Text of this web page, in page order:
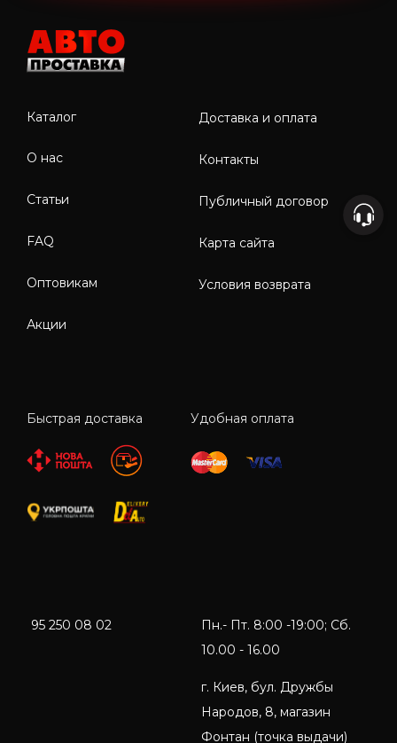
Каталог
О нас
Статьи
FAQ
Оптовикам
Акции
Доставка и оплата
Контакты
Публичный договор
Карта сайта
Условия возврата
Быстрая доставка Удобная оплата
95 250 08 02
Пн.- Пт. 8:00 -19:00; Сб.
10.00 - 16.00
г. Киев, бул. Дружбы
Народов, 8, магазин
Фонтан (точка выдачи)